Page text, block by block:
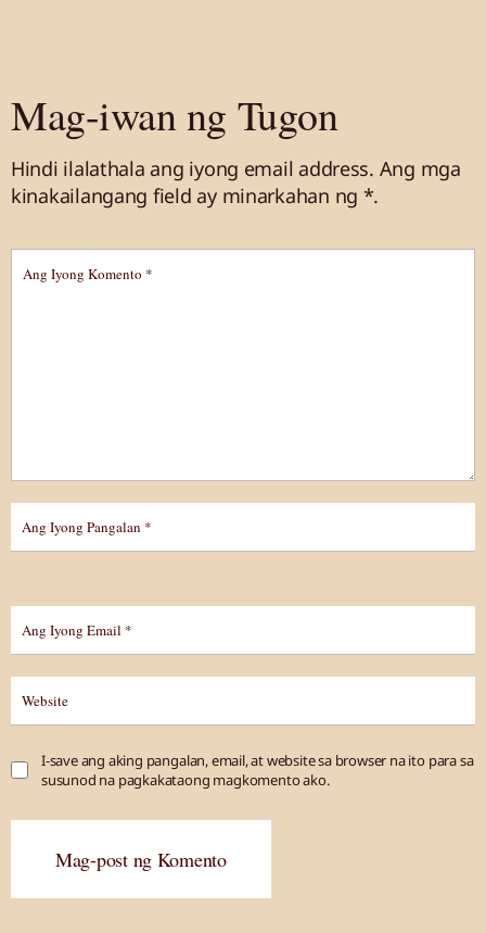
Mag-iwan ng Tugon
Hindi ilalathala ang iyong email address. Ang mga
kinakailangang field ay minarkahan ng *.
I-save ang aking pangalan, email, at website sa browser na ito para sa
susunod na pagkakataong magkomento ako.
Mag-post ng Komento